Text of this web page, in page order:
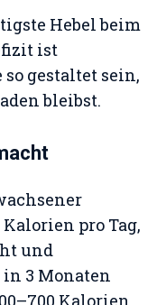
Hebel beim
ist
gestaltet sein,
bleibst.
pro Tag,
und
3 Monaten
Kalorien